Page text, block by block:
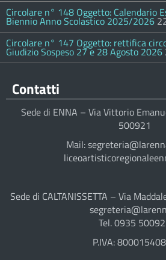
Circolare n° 148 Oggetto: Calendario
Biennio Anno Scolastico 2025/2026
Circolare n° 147 Oggetto: rettifica
Giudizio Sospeso 27 e 28 Agosto 2026
Contatti
Sede di ENNA – Via Vittorio
500921
Mail:
Sede di CALTANISSETTA – Via
Tel. 0935
P.IVA: